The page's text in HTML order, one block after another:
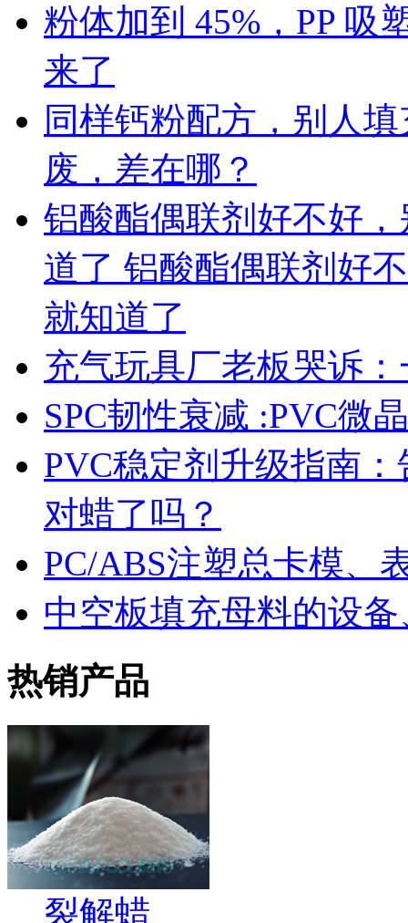
粉体加到 45%，PP 吸
来了
同样钙粉配方，别人
废，差在哪？
铝酸酯偶联剂好不好
道了 铝酸酯偶联剂好
就知道了
充气玩具厂老板哭诉
SPC韧性衰减 :PVC微
PVC稳定剂升级指南
对蜡了吗？
PC/ABS注塑总卡模、
中空板填充母料的设
热销产品
裂解蜡